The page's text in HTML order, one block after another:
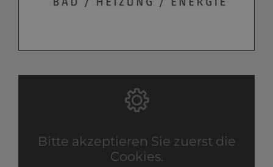
Bitte akzeptieren Sie zuerst die
Cookies.